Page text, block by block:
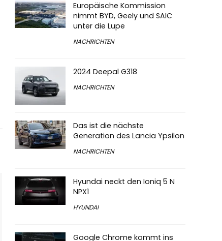
Europäische Kommission
nimmt BYD, Geely und SAIC
unter die Lupe
NACHRICHTEN
2024 Deepal G318
NACHRICHTEN
Das ist die nächste
Generation des Lancia Ypsilon
NACHRICHTEN
Hyundai neckt den Ioniq 5 N
NPX1
HYUNDAI
Google Chrome kommt ins